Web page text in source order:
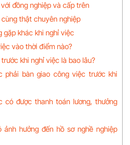
đồng nghiệp và cấp trên
thật chuyên nghiệp
gặp khác khi nghỉ việc
vào thời điểm nào?
khi nghỉ việc là bao lâu?
phải bàn giao công việc trước khi
có được thanh toán lương, thưởng
hưởng đến hồ sơ nghề nghiệp